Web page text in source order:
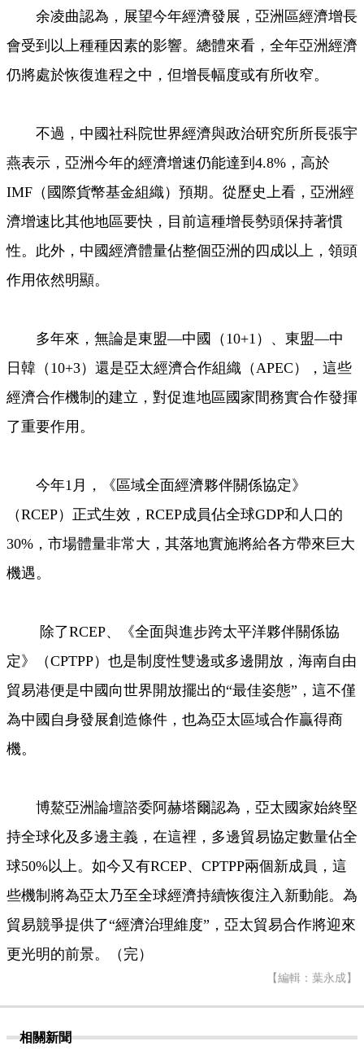
余凌曲認為，展望今年經濟發展，亞洲區經濟增長
會受到以上種種因素的影響。總體來看，全年亞洲經濟
仍將處於恢復進程之中，但增長幅度或有所收窄。
不過，中國社科院世界經濟與政治研究所所長張宇
燕表示，亞洲今年的經濟增速仍能達到4.8%，高於
IMF（國際貨幣基金組織）預期。從歷史上看，亞洲經
濟增速比其他地區要快，目前這種增長勢頭保持著慣
性。此外，中國經濟體量佔整個亞洲的四成以上，領頭
作用依然明顯。
多年來，無論是東盟—中國（10+1）、東盟—中
日韓（10+3）還是亞太經濟合作組織（APEC），這些
經濟合作機制的建立，對促進地區國家間務實合作發揮
了重要作用。
今年1月，《區域全面經濟夥伴關係協定》
（RCEP）正式生效，RCEP成員佔全球GDP和人口的
30%，市場體量非常大，其落地實施將給各方帶來巨大
機遇。
除了RCEP、《全面與進步跨太平洋夥伴關係協
定》（CPTPP）也是制度性雙邊或多邊開放，海南自由
貿易港便是中國向世界開放擺出的“最佳姿態”，這不僅
為中國自身發展創造條件，也為亞太區域合作贏得商
機。
博鰲亞洲論壇諮委阿赫塔爾認為，亞太國家始終堅
持全球化及多邊主義，在這裡，多邊貿易協定數量佔全
球50%以上。如今又有RCEP、CPTPP兩個新成員，這
些機制將為亞太乃至全球經濟持續恢復注入新動能。為
貿易競爭提供了“經濟治理維度”，亞太貿易合作將迎來
更光明的前景。（完）
【編輯：葉永成】
相關新聞